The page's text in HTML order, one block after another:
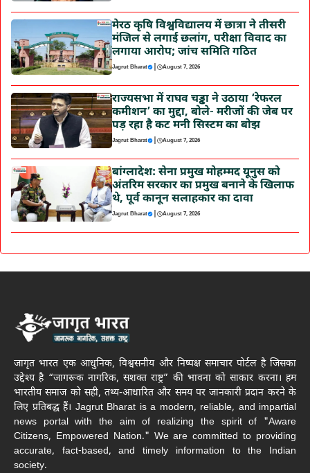
मेरठ कृषि विश्वविद्यालय में छात्रा ने तीसरी
मंजिल से लगाई छलांग, परीक्षा विवाद का
लगाया आरोप; जांच समिति गठित
Jagrut Bharat | August 7, 2026
राज्यसभा में राघव चड्ढा ने उठाया ‘रेफरल
कमीशन’ का मुद्दा, बोले- मरीजों की जेब पर
पड़ रहा है कट मनी सिस्टम का बोझ
Jagrut Bharat | August 7, 2026
बांग्लादेश: सेना प्रमुख मोहम्मद यूनुस को
अंतरिम सरकार का प्रमुख बनाने के खिलाफ
थे, पूर्व कानून सलाहकार का दावा
Jagrut Bharat | August 7, 2026
जागृत भारत एक आधुनिक, विश्वसनीय और निष्पक्ष समाचार पोर्टल है जिसका
उद्देश्य है “जागरूक नागरिक, सशक्त राष्ट्र” की भावना को साकार करना। हम
भारतीय समाज को सही, तथ्य-आधारित और समय पर जानकारी प्रदान करने के
लिए प्रतिबद्ध हैं। Jagrut Bharat is a modern, reliable, and impartial
news portal with the aim of realizing the spirit of "Aware
Citizens, Empowered Nation." We are committed to providing
accurate, fact-based, and timely information to the Indian
society.